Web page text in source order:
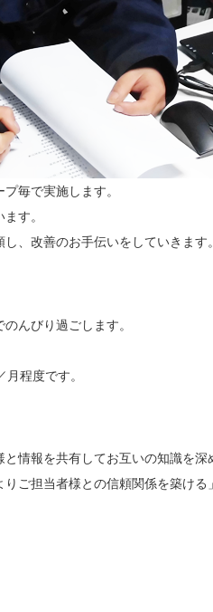
毎で実施します。
す。
、改善のお手伝いをしていきます。
んびり過ごします。
程度です。
情報を共有してお互いの知識を
ご担当者様との信頼関係を築け